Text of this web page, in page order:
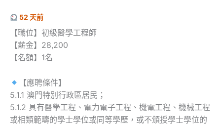
52 天前
【職位】初級醫學工程師
【薪金】28,200
【名額】1名
【應聘條件】
5.1.1 澳門特別行政區居民；
5.1.2 具有醫學工程、電力電子工程、機電工程、機械工程
或相類範疇的學士學位或同等學歷，或不頒授學士學位的